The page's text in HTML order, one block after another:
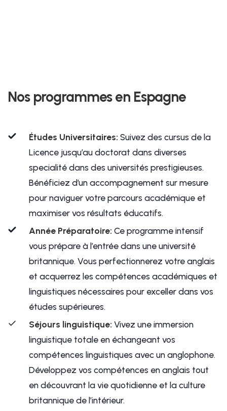
Nos programmes en Espagne
Études Universitaires: Suivez des cursus de la
Licence jusqu’au doctorat dans diverses
specialité dans des universités prestigieuses.
Bénéficiez d’un accompagnement sur mesure
pour naviguer votre parcours académique et
maximiser vos résultats éducatifs.
Année Préparatoire: Ce programme intensif
vous prépare à l’entrée dans une université
britannique. Vous perfectionnerez votre anglais
et acquerrez les compétences académiques et
linguistiques nécessaires pour exceller dans vos
études supérieures.
Séjours linguistique: Vivez une immersion
linguistique totale en échangeant vos
compétences linguistiques avec un anglophone.
Développez vos compétences en anglais tout
en découvrant la vie quotidienne et la culture
britannique de l’intérieur.